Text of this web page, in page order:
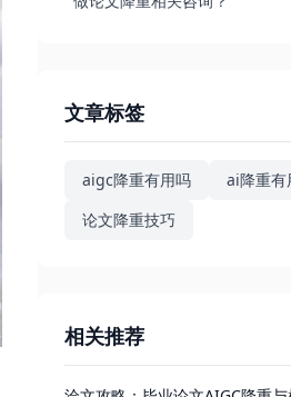
文章标签
aigc降重有用吗
ai降重有
论文降重技巧
相关推荐